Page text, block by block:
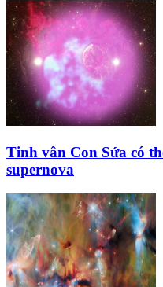
Tinh vân Con Sứa có
supernova